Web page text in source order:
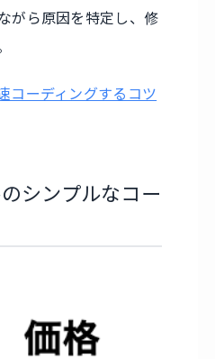
がら原因を特定し、修
コーディングするコツ
シンプルなコー